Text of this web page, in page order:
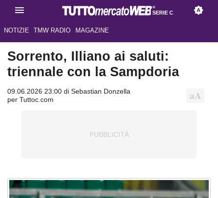
SERIE C
NOTIZIE TMW RADIO MAGAZINE
Sorrento, Illiano ai saluti:
triennale con la Sampdoria
09.06.2026 23:00 di Sebastian Donzella
per Tuttoc.com